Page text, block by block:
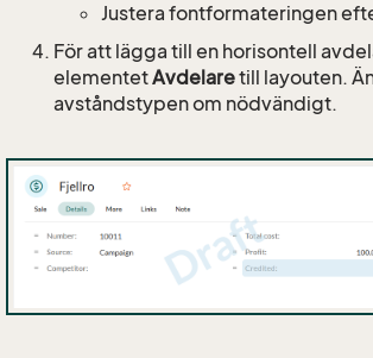
Justera fontformateringen
För att lägga till en horisontell
elementetAvdelaretill layouten.
avståndstypen om nödvändigt.